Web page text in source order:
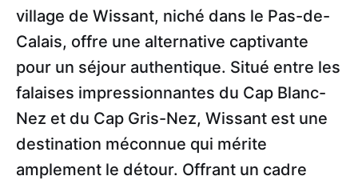
village de Wissant, niché dans le Pas-de-
Calais, offre une alternative captivante
pour un séjour authentique. Situé entre les
falaises impressionnantes du Cap Blanc-
Nez et du Cap Gris-Nez, Wissant est une
destination méconnue qui mérite
amplement le détour. Offrant un cadre